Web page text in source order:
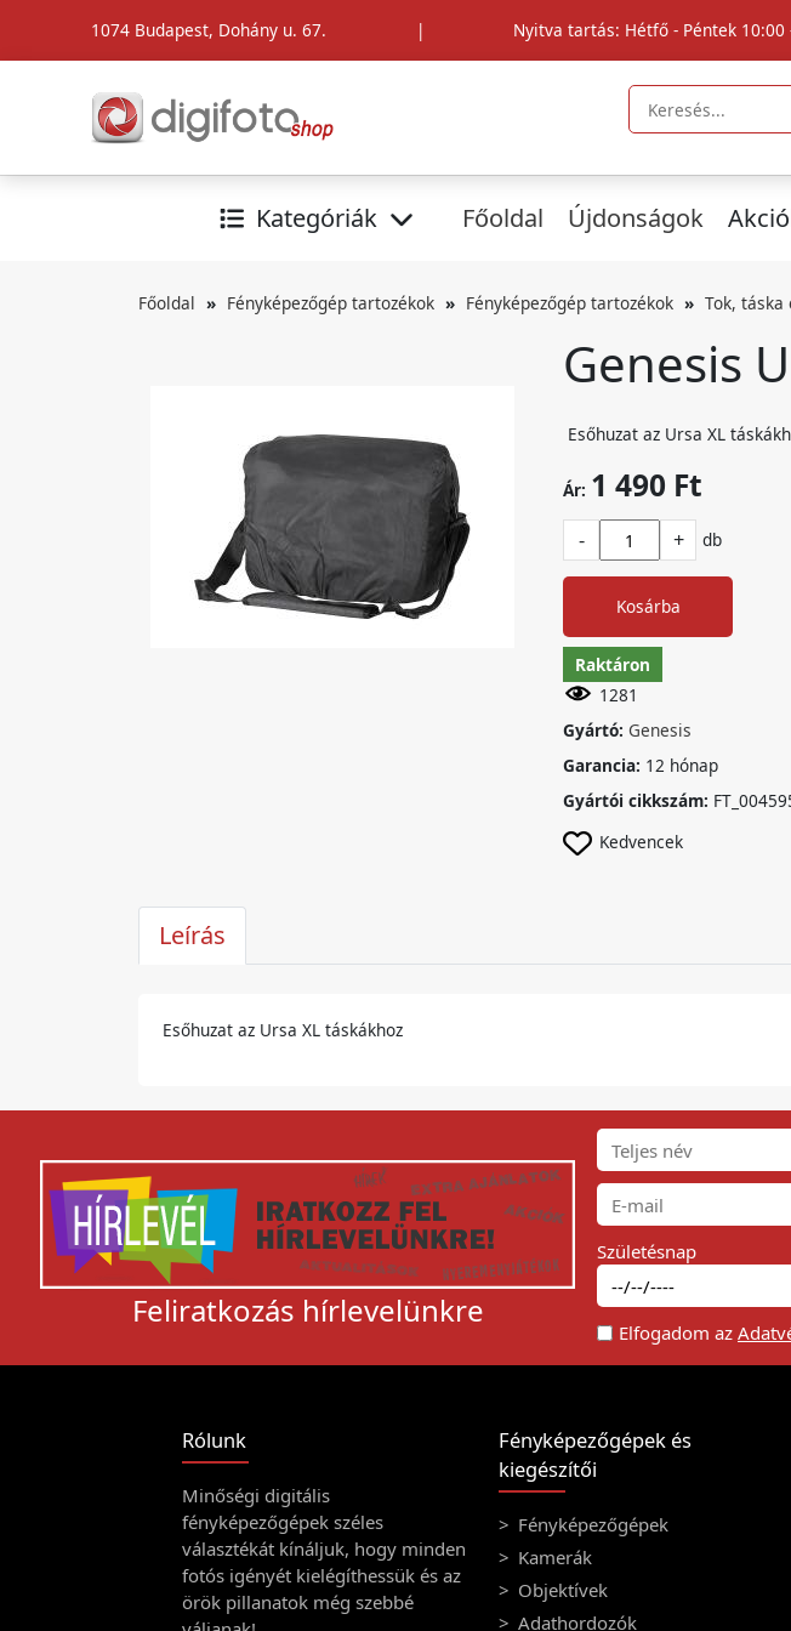
1074 Budapest, Dohány u. 67. | Nyitva tartás: Hétfő - Péntek 10:00
Kategóriák Főoldal Újdonságok
Főoldal Fényképezőgép tartozékok Fényképezőgép tartozékok Tok, táska
Genesis
Esőhuzat az Ursa XL
Ár: 1 490 Ft
- + db
Kosárba
Raktáron
1281
Gyártó: Genesis
Garancia: 12 hónap
Gyártói cikkszám:
Kedvencek
Leírás
Esőhuzat az Ursa XL táskákhoz
Feliratkozás hírlevelünkre
Születésnap
Elfogadom az
Rólunk
Minőségi digitális
fényképezőgépek széles
választékát kínáljuk, hogy minden
fotós igényét kielégíthessük és az
örök pillanatok még szebbé
Fényképezőgépek és
kiegészítői
Fényképezőgépek
Kamerák
Objektívek
Adathordozók